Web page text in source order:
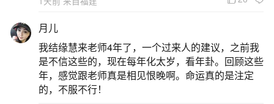
2、还阴阳债怎么还
还阴债的方法步骤。1、书写还阴债表文。还阴
债首先要根据自身的信息来写表文，是借用了天地
的力量来做法，还阴债的表文可以在网上搜一下格
月儿
我结缘慧来老师4年了，一个过来人的建议，之前我
是不信这些的，现在每年化太岁，看年卦。回顾这些
年，感觉跟老师真是相见恨晚啊。命运真的是注定
的，不服不行！